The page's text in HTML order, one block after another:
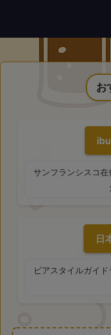
お
サンフランシスコ
日
ビアスタイルガイ